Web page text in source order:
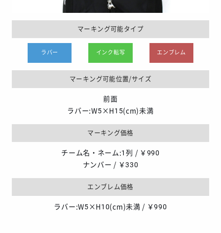
マーキング可能タイプ
ラバー インク転写 エンブレム
マーキング可能位置/サイズ
前面
ラバー:W5×H15(cm)未満
マーキング価格
チーム名・ネーム:1列 / ￥990
ナンバー / ￥330
エンブレム価格
ラバー:W5×H10(cm)未満 / ￥990